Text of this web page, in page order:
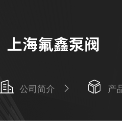
公司简介 产